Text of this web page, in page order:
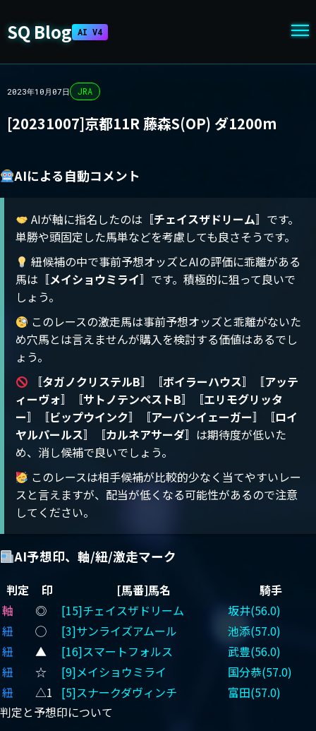
SQ Blog AI V4
2023年10月07日 JRA
[20231007]京都11R 藤森S(OP) ダ1200m
AIによる自動コメント
AIが軸に指名したのは〚チェイスザドリーム〛です。
単勝や頭固定した馬単などを考慮しても良さそうです。
紐候補の中で事前予想オッズとAIの評価に乖離がある
馬は〚メイショウミライ〛です。積極的に狙って良いで
しょう。
このレースの激走馬は事前予想オッズと乖離がないた
め穴馬とは言えませんが購入を検討する価値はあるでし
ょう。
〚タガノクリステルB〛〚ボイラーハウス〛〚アッテ
ィーヴォ〛〚サトノテンペストB〛〚エリモグリッタ
ー〛〚ビップウインク〛〚アーバンイェーガー〛〚ロイ
ヤルパールス〛〚カルネアサーダ〛は期待度が低いた
め、消し候補で良いでしょう。
このレースは相手候補が比較的少なく当てやすいレー
スと言えますが、配当が低くなる可能性があるので注意
してください。
AI予想印、軸/紐/激走マーク
判定 印 [馬番]馬名
騎手
軸
◎ [15]チェイスザドリーム
坂井(56.0)
紐
◯ [3]サンライズアムール
池添(57.0)
紐
▲ [16]スマートフォルス
武豊(56.0)
紐
☆ [9]メイショウミライ
国分恭(57.0)
紐
△1 [5]スナークダヴィンチ
富田(57.0)
判定と予想印について